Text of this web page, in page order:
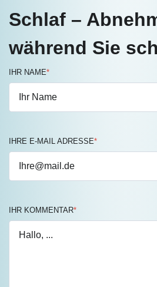
Schlaf –
während Sie
IHR NAME*
IHRE E-MAIL ADRESSE*
IHR KOMMENTAR*